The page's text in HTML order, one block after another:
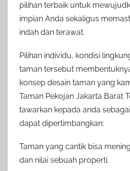
pilihan terbaik untuk
impian Anda sekaligus
indah dan terawat.
Pilihan individu, kondisi
taman tersebut
konsep desain taman yang
Taman Pekojan Jakarta Barat
tawarkan kepada anda
dapat dipertimbangkan:
Taman yang cantik bisa
dan nilai sebuah properti.